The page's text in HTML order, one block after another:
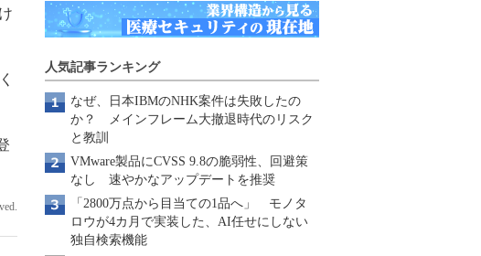
人気記事ランキング
なぜ、日本IBMのNHK案件は失敗したの
か？ メインフレーム大撤退時代のリスク
と教訓
VMware製品にCVSS 9.8の脆弱性、回避策
なし 速やかなアップデートを推奨
「2800万点から目当ての1品へ」 モノタ
ロウが4カ月で実装した、AI任せにしない
独自検索機能